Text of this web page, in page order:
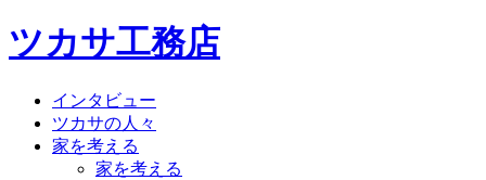
ツカサ工務店
インタビュー
ツカサの人々
家を考える
家を考える